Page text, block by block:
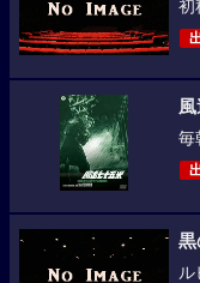
初
毎
黒
ル